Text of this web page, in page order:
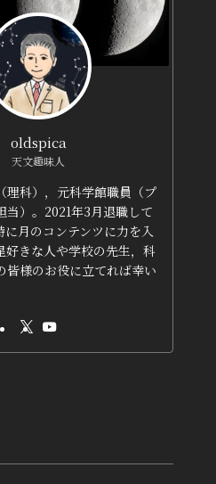
oldspica
天文趣味人
理科），元科学館職員（プ
当）。2021年3月退職して
に月のコンテンツに力を入
好きな人や学校の先生，科
皆様のお役に立てれば幸い